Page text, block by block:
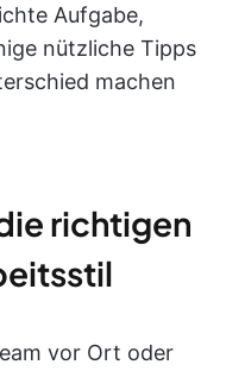
Aufgabe,
nützliche Tipps
machen
richtigen
vor Ort oder